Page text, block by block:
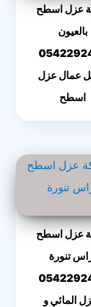
عزل اسطح
بالعيون
عمال عزل
اسطح
عزل اسطح
تنورة
المائي و